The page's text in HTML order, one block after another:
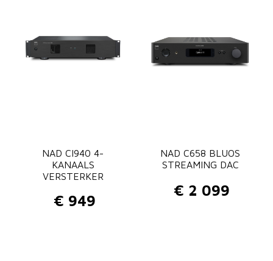
NAD CI940 4-
KANAALS
VERSTERKER
€ 949
NAD C658 BLUOS
STREAMING DAC
€ 2 099